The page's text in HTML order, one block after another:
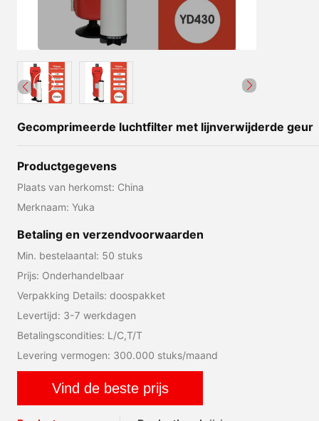
Gecomprimeerde luchtfilter met lijnverwijderde geur
Productgegevens
Plaats van herkomst: China
Merknaam: Yuka
Betaling en verzendvoorwaarden
Min. bestelaantal: 50 stuks
Prijs: Onderhandelbaar
Verpakking Details: doospakket
Levertijd: 3-7 werkdagen
Betalingscondities: L/C,T/T
Levering vermogen: 300.000 stuks/maand
Vind de beste prijs